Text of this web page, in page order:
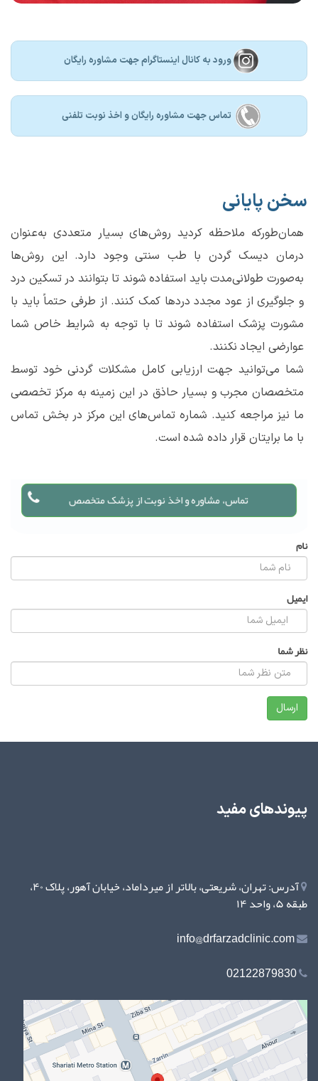
ورود به کانال اینستاگرام جهت مشاوره رایگان
تماس جهت مشاوره رايگان و اخذ نوبت تلفنی
سخن پایانی
همان‌طورکه ملاحظه کردید روش‌های بسیار متعددی به‌عنوان
درمان دیسک گردن با طب سنتی وجود دارد. این روش‌ها
به‌صورت طولانی‌مدت باید استفاده شوند تا بتوانند در تسکین درد
و جلوگیری از عود مجدد دردها کمک کنند. از طرفی حتماً باید با
مشورت پزشک استفاده شوند تا با توجه به شرایط خاص شما
عوارضی ایجاد نکنند.
شما می‌توانید جهت ارزیابی کامل مشکلات گردنی خود توسط
متخصصان مجرب و بسیار حاذق در این زمینه به مرکز تخصصی
ما نیز مراجعه کنید. شماره تماس‌های این مرکز در بخش تماس
با ما برایتان قرار داده شده است.
تماس، مشاوره و اخذ نوبت از پزشک متخصص
نام
ایمیل
نظر شما
پیوندهای مفید
آدرس: تهران، شریعتی، بالاتر از میرداماد، خیابان آهور، پلاک ۴۰،
طبقه ۵، واحد ۱۴
info@drfarzadclinic.com
02122879830